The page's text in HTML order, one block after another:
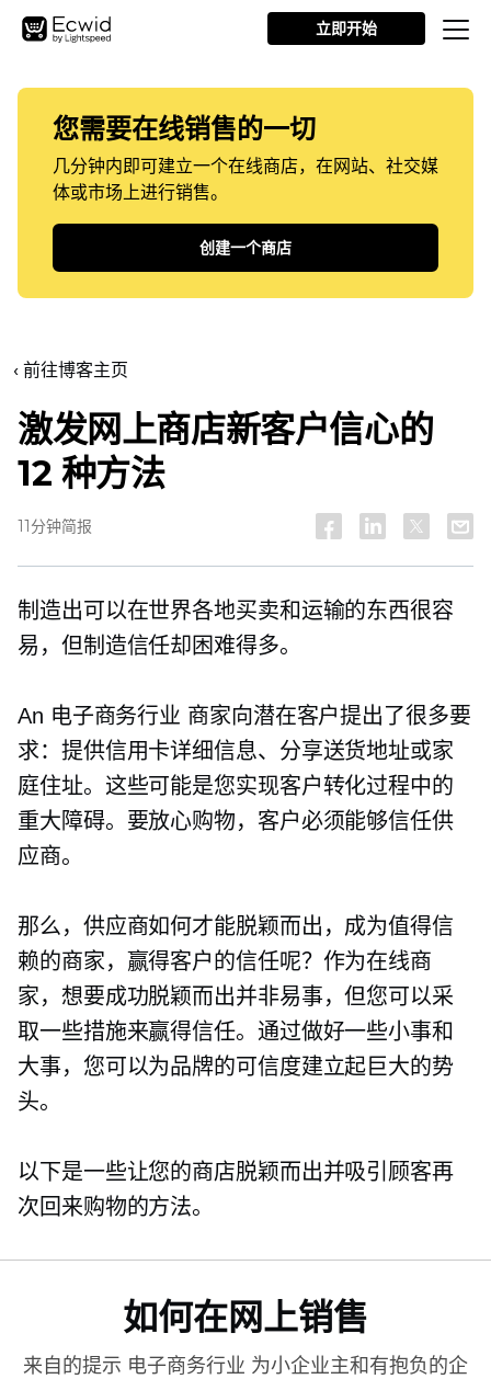
立即开始
您需要在线销售的一切
几分钟内即可建立一个在线商店，在网站、社交媒
体或市场上进行销售。
创建一个商店
‹ 前往博客主页
激发网上商店新客户信心的
12 种方法
11分钟简报
制造出可以在世界各地买卖和运输的东西很容
易，但制造信任却困难得多。
An 电子商务行业 商家向潜在客户提出了很多要
求：提供信用卡详细信息、分享送货地址或家
庭住址。这些可能是您实现客户转化过程中的
重大障碍。要放心购物，客户必须能够信任供
应商。
那么，供应商如何才能脱颖而出，成为值得信
赖的商家，赢得客户的信任呢？作为在线商
家，想要成功脱颖而出并非易事，但您可以采
取一些措施来赢得信任。通过做好一些小事和
大事，您可以为品牌的可信度建立起巨大的势
头。
以下是一些让您的商店脱颖而出并吸引顾客再
次回来购物的方法。
如何在网上销售
来自的提示 电子商务行业 为小企业主和有抱负的企